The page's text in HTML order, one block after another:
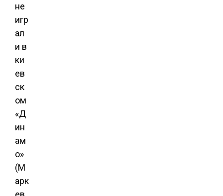
не
игр
ал
и в
ки
ев
ск
ом
«Д
ин
ам
о»
(М
арк